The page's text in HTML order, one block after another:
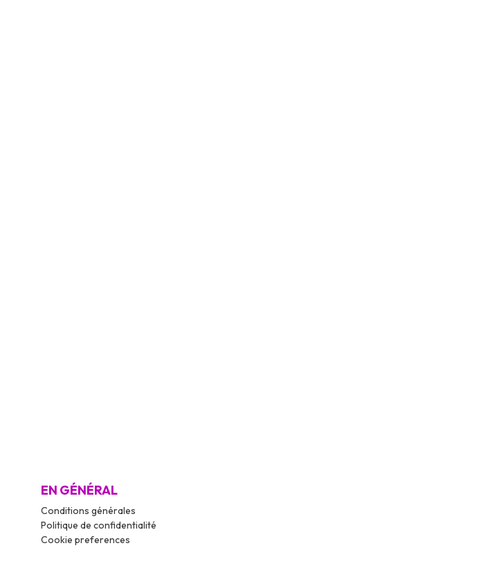
EN GÉNÉRAL
Conditions générales
Politique de confidentialité
Cookie preferences